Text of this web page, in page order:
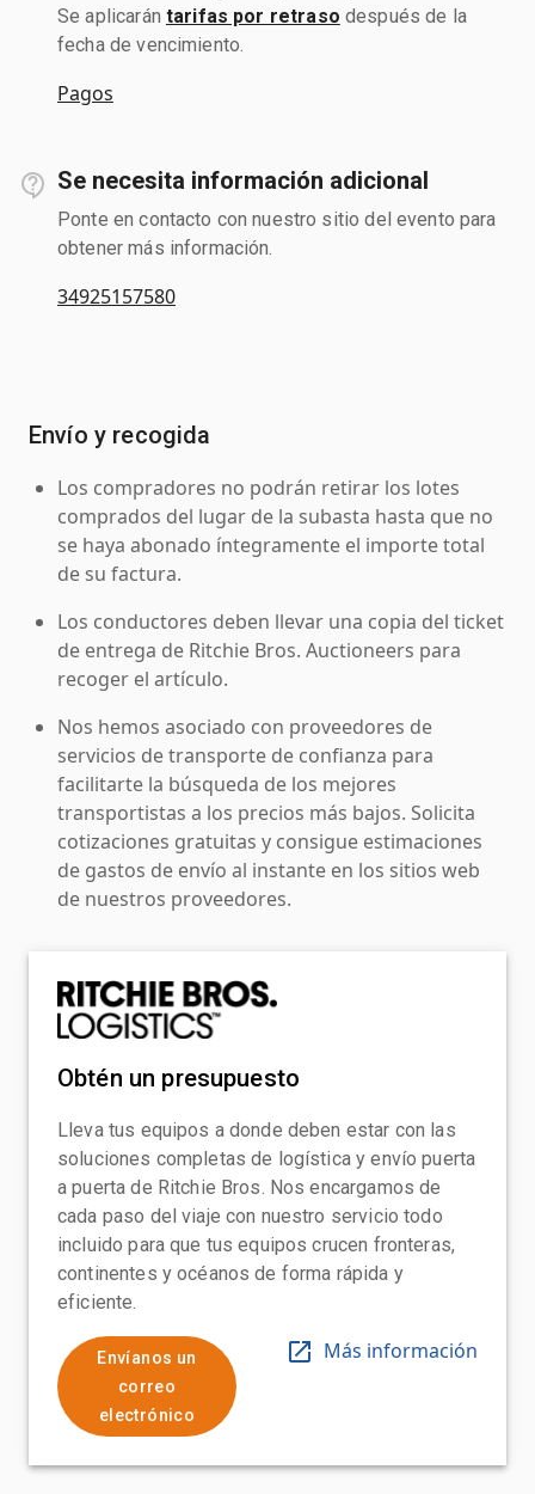
Se aplicarán tarifas por retraso después de la
fecha de vencimiento.
Pagos
Se necesita información adicional
Ponte en contacto con nuestro sitio del evento para
obtener más información.
34925157580
Envío y recogida
Los compradores no podrán retirar los lotes
comprados del lugar de la subasta hasta que no
se haya abonado íntegramente el importe total
de su factura.
Los conductores deben llevar una copia del ticket
de entrega de Ritchie Bros. Auctioneers para
recoger el artículo.
Nos hemos asociado con proveedores de
servicios de transporte de confianza para
facilitarte la búsqueda de los mejores
transportistas a los precios más bajos. Solicita
cotizaciones gratuitas y consigue estimaciones
de gastos de envío al instante en los sitios web
de nuestros proveedores.
Obtén un presupuesto
Lleva tus equipos a donde deben estar con las
soluciones completas de logística y envío puerta
a puerta de Ritchie Bros. Nos encargamos de
cada paso del viaje con nuestro servicio todo
incluido para que tus equipos crucen fronteras,
continentes y océanos de forma rápida y
eficiente.
Envíanos un
correo
electrónico
Más información